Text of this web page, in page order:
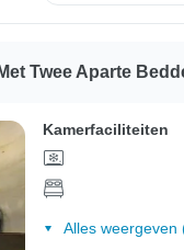
Twee Aparte
Kamerfaciliteiten
Alles weergeven